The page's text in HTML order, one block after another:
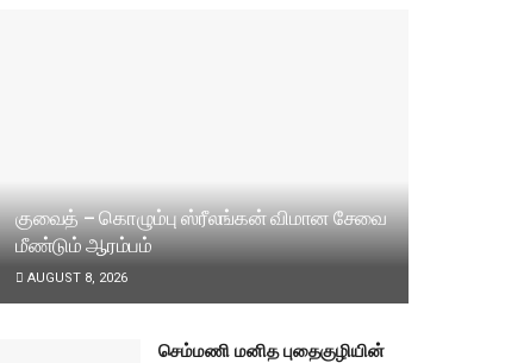
குவைத் – கொழும்பு ஸ்ரீலங்கன் விமான சேவை
மீண்டும் ஆரம்பம்
AUGUST 8, 2026
செம்மணி மனித புதைகுழியின்